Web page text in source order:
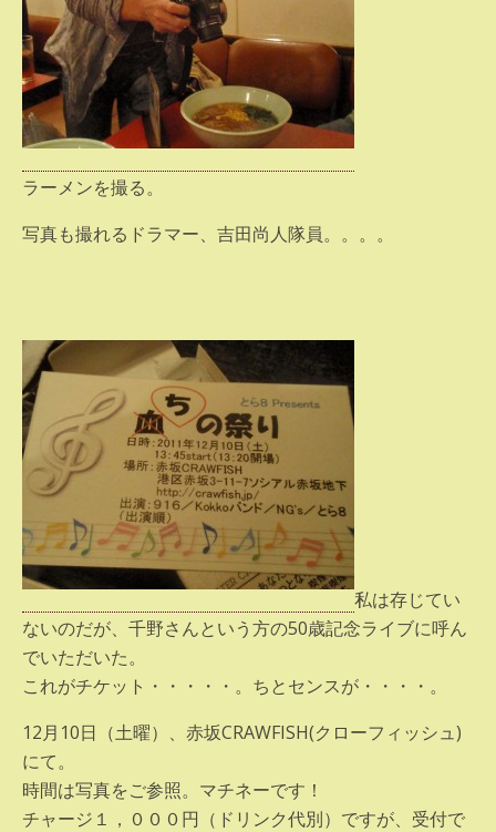
ラーメンを撮る。
写真も撮れるドラマー、吉田尚人隊員。。。。
私は存じてい
ないのだが、千野さんという方の50歳記念ライブに呼ん
でいただいた。
これがチケット・・・・・。ちとセンスが・・・・。
12月10日（土曜）、赤坂CRAWFISH(クローフィッシュ)
にて。
時間は写真をご参照。マチネーです！
チャージ１，０００円（ドリンク代別）ですが、受付で